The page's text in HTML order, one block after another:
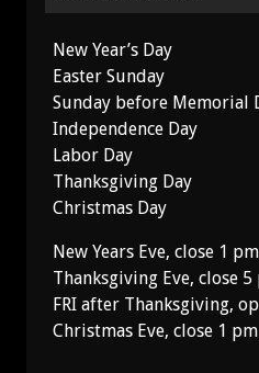
New Year’s Day
Easter Sunday
Sunday before Memorial
Independence Day
Labor Day
Thanksgiving Day
Christmas Day
New Years Eve, close 1 pm
Thanksgiving Eve, close 5
FRI after Thanksgiving,
Christmas Eve, close 1 pm